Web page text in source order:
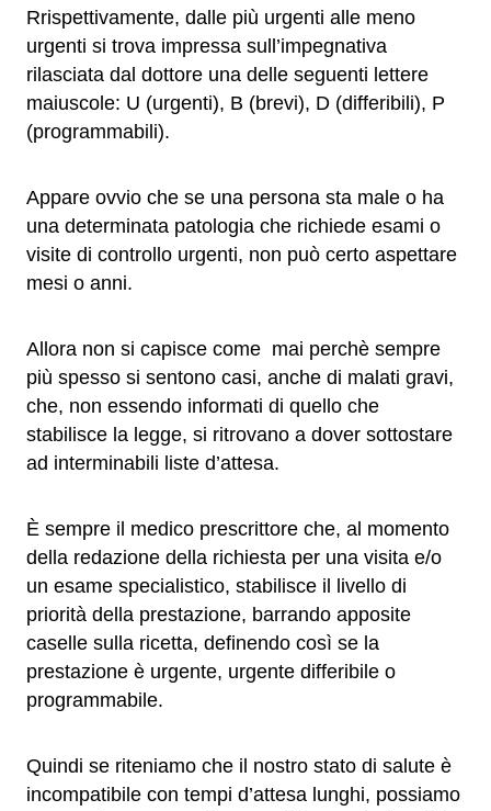
Rrispettivamente, dalle più urgenti alle meno
urgenti si trova impressa sull’impegnativa
rilasciata dal dottore una delle seguenti lettere
maiuscole: U (urgenti), B (brevi), D (differibili), P
(programmabili).
Appare ovvio che se una persona sta male o ha
una determinata patologia che richiede esami o
visite di controllo urgenti, non può certo aspettare
mesi o anni.
Allora non si capisce come mai perchè sempre
più spesso si sentono casi, anche di malati gravi,
che, non essendo informati di quello che
stabilisce la legge, si ritrovano a dover sottostare
ad interminabili liste d’attesa.
È sempre il medico prescrittore che, al momento
della redazione della richiesta per una visita e/o
un esame specialistico, stabilisce il livello di
priorità della prestazione, barrando apposite
caselle sulla ricetta, definendo così se la
prestazione è urgente, urgente differibile o
programmabile.
Quindi se riteniamo che il nostro stato di salute è
incompatibile con tempi d’attesa lunghi, possiamo